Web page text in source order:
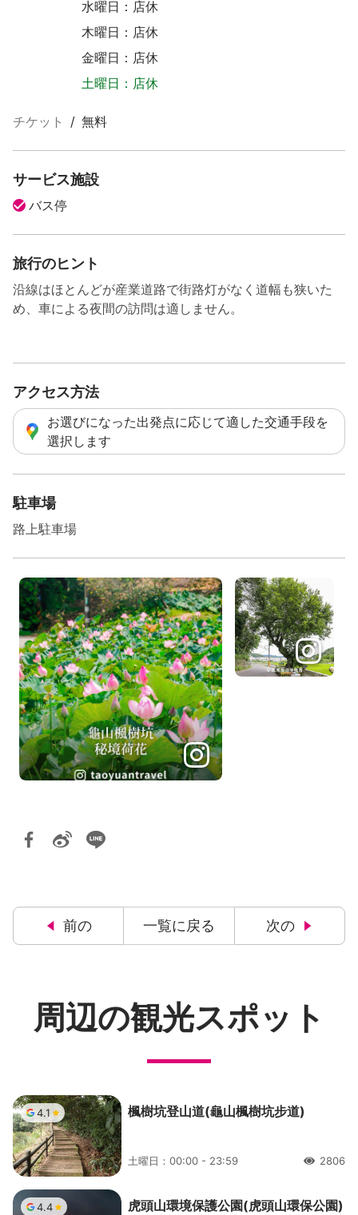
水曜日：店休
木曜日：店休
金曜日：店休
土曜日：店休
チケット / 無料
サービス施設
バス停
旅行のヒント
沿線はほとんどが産業道路で街路灯がなく道幅も狭いた
め、車による夜間の訪問は適しません。
アクセス方法
お選びになった出発点に応じて適した交通手段を
選択します
駐車場
路上駐車場
前の 一覧に戻る 次の
周辺の観光スポット
4.1 楓樹坑登山道(龜山楓樹坑步道)
土曜日：00:00 - 23:59 人氣2806
4.4 虎頭山環境保護公園(虎頭山環保公園)